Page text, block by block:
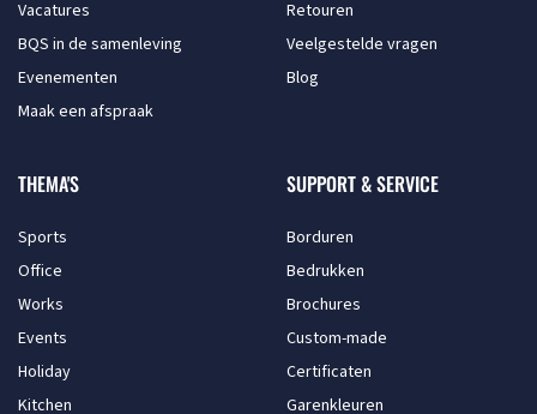
Vacatures
BQS in de samenleving
Evenementen
Maak een afspraak
Retouren
Veelgestelde vragen
Blog
THEMA'S
Sports
Office
Works
Events
Holiday
Kitchen
SUPPORT & SERVICE
Borduren
Bedrukken
Brochures
Custom-made
Certificaten
Garenkleuren